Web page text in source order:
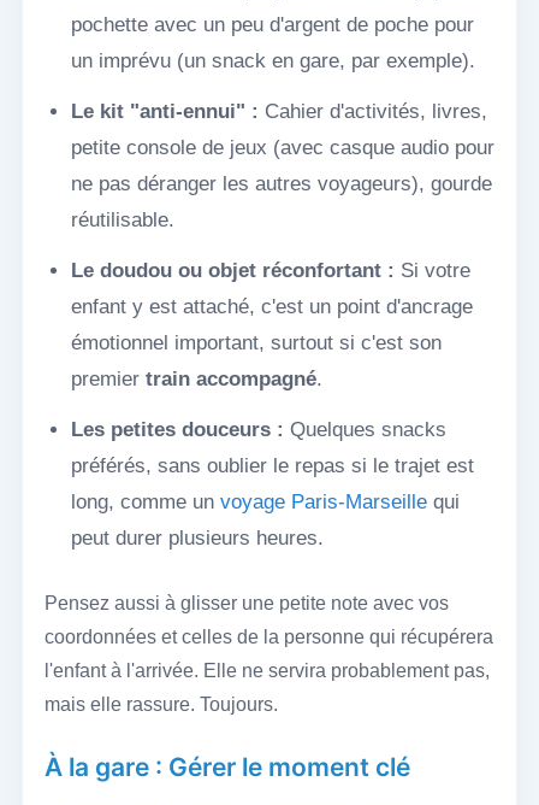
pochette avec un peu d'argent de poche pour
un imprévu (un snack en gare, par exemple).
Le kit "anti-ennui" : Cahier d'activités, livres,
petite console de jeux (avec casque audio pour
ne pas déranger les autres voyageurs), gourde
réutilisable.
Le doudou ou objet réconfortant : Si votre
enfant y est attaché, c'est un point d'ancrage
émotionnel important, surtout si c'est son
premier train accompagné.
Les petites douceurs : Quelques snacks
préférés, sans oublier le repas si le trajet est
long, comme un voyage Paris-Marseillequi
peut durer plusieurs heures.
Pensez aussi à glisser une petite note avec vos
coordonnées et celles de la personne qui récupérera
l'enfant à l'arrivée. Elle ne servira probablement pas,
mais elle rassure. Toujours.
À la gare : Gérer le moment clé